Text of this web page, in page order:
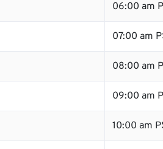
06:00 am
07:00 am
08:00 am
09:00 am
10:00 am